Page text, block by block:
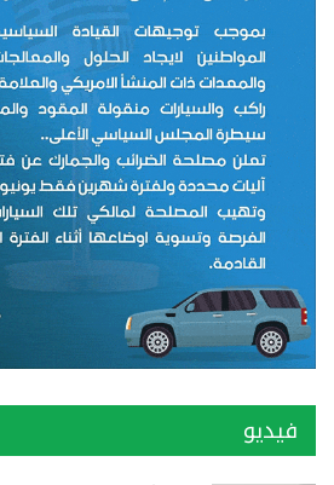
فيديو